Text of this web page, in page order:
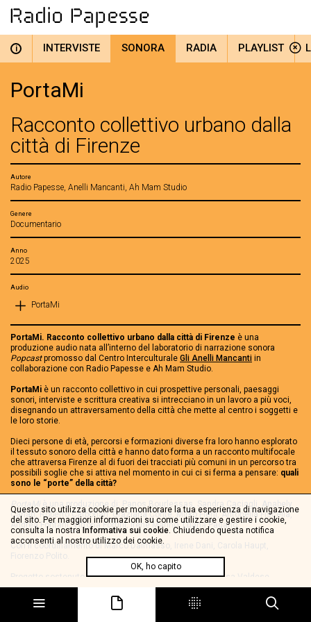
i INTERVISTE SONORA RADIA PLAYLIST
PortaMi
Racconto collettivo urbano dalla
città di Firenze
Autore
Radio Papesse, Anelli Mancanti, Ah Mam Studio
Genere
Documentario
Anno
2025
Audio
PortaMi
PortaMi. Racconto collettivo urbano dalla città di Firenze è una
produzione audio nata all’interno del laboratorio di narrazione sonora
Popcastpromosso dal Centro Interculturale Gli Anelli Mancanti in
collaborazione con Radio Papesse e Ah Mam Studio.
PortaMi è un racconto collettivo in cui prospettive personali, paesaggi
sonori, interviste e scrittura creativa si intrecciano in un lavoro a più voci,
disegnando un attraversamento della città che mette al centro i soggetti e
le loro storie.
Dieci persone di età, percorsi e formazioni diverse fra loro hanno esplorato
il tessuto sonoro della città e hanno dato forma a un racconto multifocale
che attraversa Firenze al di fuori dei tracciati più comuni in un percorso tra
possibili soglie che si attiva nel momento in cui ci si ferma a pensare: quali
sono le “porte” della città?
PortaMi è una produzione di: Panos Bourlessas, Sandra Caciagli, Anabely
Cañari, Roberto Carbonari, Graziana Conte, Mirko Fierli, Antonella Fiscella,
Andrea Fontani, Vittoria Fortini, Irene Marino, Luana Pagano.
Con il coordinamento di Marco Dalmasso, Irene Dani, Carola Haupt,
Fiorenzo Polito.
Progetto sostenuto con i fondi "Otto per MIlle" della Chiesa Valdese.
Questo sito utilizza cookie per monitorare la tua esperienza di navigazione
del sito. Per maggiori informazioni su come utilizzare e gestire i cookie,
consulta la nostra Informativa sui cookie. Chiudendo questa notifica
acconsenti al nostro utilizzo dei cookie.
OK, ho capito